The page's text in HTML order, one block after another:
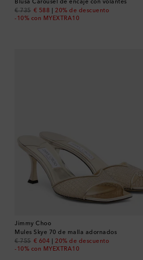
Blusa Carousel de encaje con volantes
€ 735
original price
€ 588
discount price20% de descuento
-10% con MYEXTRA10
Jimmy Choo
Mules Skye 70 de malla adornados
€ 755
original price
€ 604
discount price20% de descuento
-10% con MYEXTRA10